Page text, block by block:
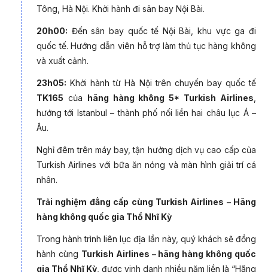
Thổ Nhĩ Kỳ - Huyền thoại lưỡng lục đia
Istanbul huyền bí- Ngắm hoàng hôn trên eo biển
Bosphorus, chiêm ngưỡng những mái vòm tráng lệ của
Hagia Sophia và Blue Mosque.
Pamukkale– Lâu đài Bông Trắng của UNESCO
Cappadocia thơ mộng
- Trải nghiệm bay khinh khí cầu
giữa khung cảnh "ngoài hành tinh".
- Đắm chìm trong lịch sử cổ đại tại
thành phố La Mã được bảo tồn tốt nhất.
Biển xanh ngọc Địa Trung Hải
biển đẹp như mơ tại Antalya hoặc Fethiye.
Hy Lạp Cổ đại – Cái nôi của Thần thoại & Văn minh nhân
loại
Santorini– thiên đường hoàng hôn đẹp nhất thế giới
Tông, Hà Nội. Khởi hành đi sân bay Nội Bài.
20h00: Đến sân bay quốc tế Nội Bài, khu vực ga đi
quốc tế. Hướng dẫn viên hỗ trợ làm thủ tục hàng không
và xuất cảnh.
23h05: Khởi hành từ Hà Nội trên chuyến bay quốc tế
TK165 của hãng hàng không 5* Turkish Airlines
hướng tới Istanbul – thành phố nối liền hai châu lục Á –
Âu.
Nghỉ đêm trên máy bay, tận hưởng dịch vụ cao cấp của
Turkish Airlines với bữa ăn nóng và màn hình giải trí cá
nhân.
Trải nghiệm đẳng cấp cùng Turkish Airlines – Hãng
hàng không quốc gia Thổ Nhĩ Kỳ
Trong hành trình liên lục địa lần này, quý khách sẽ đồng
hành cùng Turkish Airlines – hãng hàng không quốc
gia Thổ Nhĩ Kỳ , được vinh danh nhiều năm liền là “Hãng